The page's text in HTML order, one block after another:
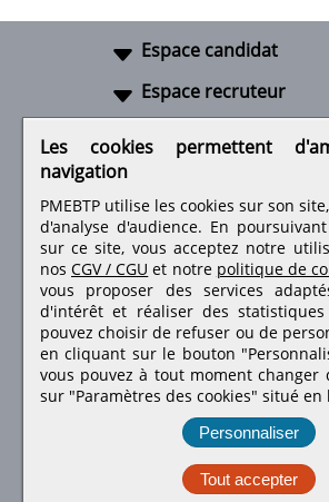
Espace candidat
Espace recruteur
Retrouvez-nous sur les
Les cookies permettent
navigation
PMEBTP utilise les cookies sur son
d'analyse d'audience. En
sur ce site, vous acceptez notre
nos CGV / CGU et notre politique de
vous proposer des services
d'intérêt et réaliser des
pouvez choisir de refuser ou de
en cliquant sur le bouton
vous pouvez à tout moment changer
sur "Paramètres des cookies" situé en
Personnaliser
Tout accepter